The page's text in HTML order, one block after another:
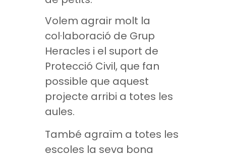
Volem agrair molt la
col·laboració de Grup
Heracles i el suport de
Protecció Civil, que fan
possible que aquest
projecte arribi a totes les
aules.
També agraïm a totes les
escoles la seva bona